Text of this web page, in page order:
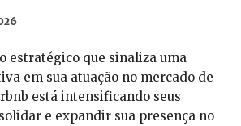
estratégico que sinaliza uma
em sua atuação no mercado de
está intensificando seus
e expandir sua presença no